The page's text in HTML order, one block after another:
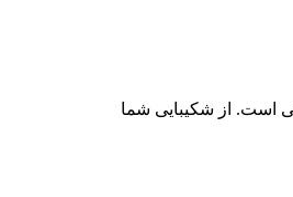
است. از شکیبایی شما